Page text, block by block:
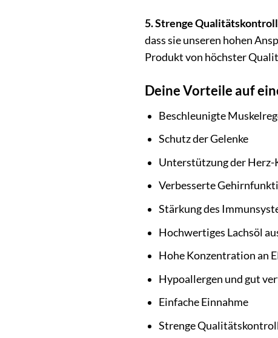
5. Strenge
dass sie unseren hohen
Produkt von höchster
Deine Vorteile auf
Beschleunigte
Schutz der Gelenke
Unterstützung der
Verbesserte
Stärkung des
Hochwertiges Lachsöl
Hohe Konzentration an
Hypoallergen und gut
Einfache Einnahme
Strenge